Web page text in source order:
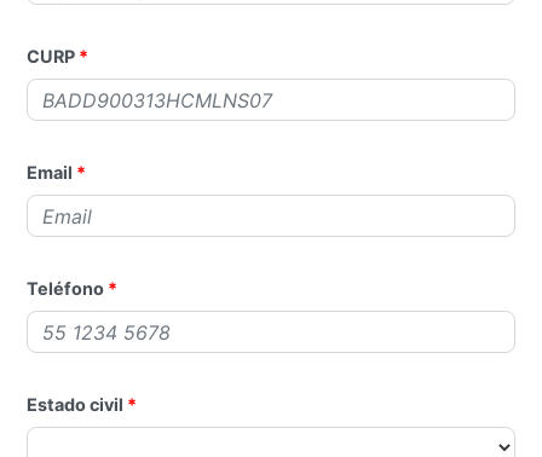
CURP
Email
Teléfono
Estado civil